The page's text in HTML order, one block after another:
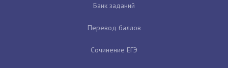
Банк заданий
Перевод баллов
Сочинение ЕГЭ